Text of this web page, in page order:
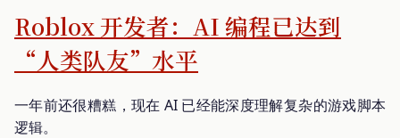
Roblox 开发者：AI 编程已达到
“人类队友”水平
一年前还很糟糕，现在 AI 已经能深度理解复杂的游戏脚本
逻辑。